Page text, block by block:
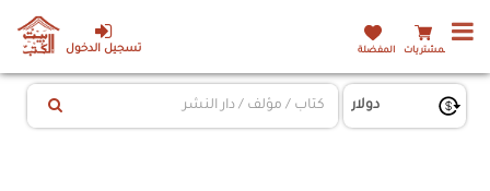
تسجيل الدخول المشتريات المفضلة